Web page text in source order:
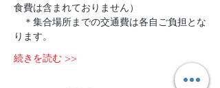
食費は含まれておりません）
＊集合場所までの交通費は各自ご負担とな
ります。
続きを読む >>